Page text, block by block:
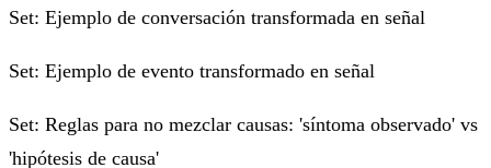
Set: Ejemplo de conversación transformada en señal
Set: Ejemplo de evento transformado en señal
Set: Reglas para no mezclar causas: 'síntoma observado' vs
'hipótesis de causa'